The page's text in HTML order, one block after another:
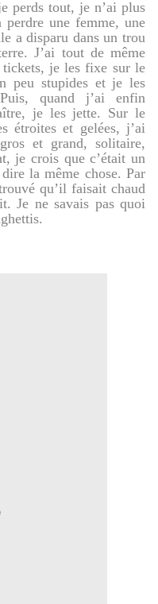
perds tout, je n’ai plus
perdre une femme, une
a disparu dans un trou
J’ai tout de même
tickets, je les fixe sur le
peu stupides et je les
quand j’ai enfin
je les jette. Sur le
étroites et gelées, j’ai
et grand, solitaire,
je crois que c’était un
la même chose. Par
qu’il faisait chaud
Je ne savais pas quoi